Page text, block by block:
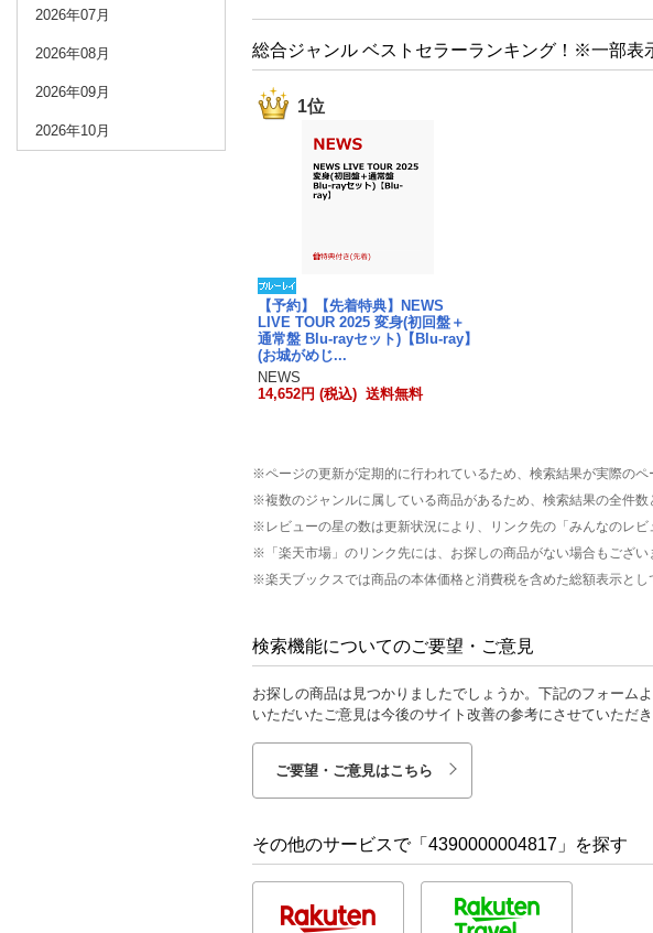
2026年07月
2026年08月
2026年09月
2026年10月
総合ジャンル ベストセラーランキング！※一部表
1位
【予約】【先着特典】NEWS
LIVE TOUR 2025 変身(初回盤＋
通常盤 Blu-rayセット)【Blu-ray】
(お城がめじ...
NEWS
14,652円 (税込) 送料無料
※ページの更新が定期的に行われているため、検索結果が実際の
※複数のジャンルに属している商品があるため、検索結果の全件数
※レビューの星の数は更新状況により、リンク先の「みんなのレ
※「楽天市場」のリンク先には、お探しの商品がない場合もござ
※楽天ブックスでは商品の本体価格と消費税を含めた総額表示と
検索機能についてのご要望・ご意見
お探しの商品は見つかりましたでしょうか。下記のフォーム
いただいたご意見は今後のサイト改善の参考にさせていただき
ご要望・ご意見はこちら
その他のサービスで「4390000004817」を探す